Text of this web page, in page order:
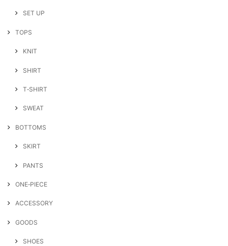
SET UP
TOPS
KNIT
SHIRT
T‐SHIRT
SWEAT
BOTTOMS
SKIRT
PANTS
ONE‐PIECE
ACCESSORY
GOODS
SHOES